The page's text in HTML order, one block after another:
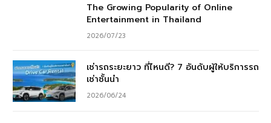
The Growing Popularity of Online
Entertainment in Thailand
2026/07/23
เช่ารถระยะยาว ที่ไหนดี? 7 อันดับผู้ให้บริการรถ
เช่าชั้นนำ
2026/06/24